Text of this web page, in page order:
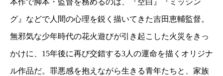
本作で脚本・監督を務めるのは、『空白』『ミッシン
グ』などで人間の心理を鋭く描いてきた吉田恵輔監督。
無邪気な少年時代の花火遊びが引き起こした火災をきっ
かけに、15年後に再び交錯する3人の運命を描くオリジナ
ル作品だ。罪悪感を抱えながら生きる青年たちと、家族